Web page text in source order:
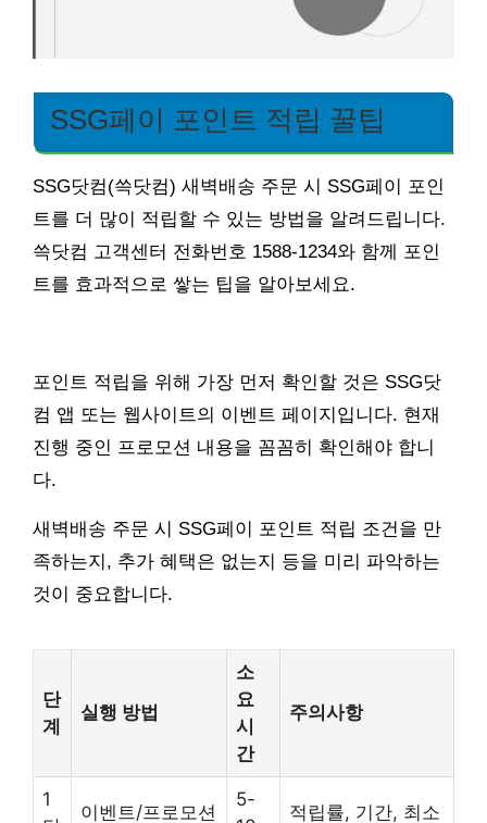
SSG페이 포인트 적립 꿀팁
SSG닷컴(쓱닷컴) 새벽배송 주문 시 SSG페이 포인
트를 더 많이 적립할 수 있는 방법을 알려드립니다.
쓱닷컴 고객센터 전화번호 1588-1234와 함께 포인
트를 효과적으로 쌓는 팁을 알아보세요.
포인트 적립을 위해 가장 먼저 확인할 것은 SSG닷
컴 앱 또는 웹사이트의 이벤트 페이지입니다. 현재
진행 중인 프로모션 내용을 꼼꼼히 확인해야 합니
다.
새벽배송 주문 시 SSG페이 포인트 적립 조건을 만
족하는지, 추가 혜택은 없는지 등을 미리 파악하는
것이 중요합니다.
단
계
실행 방법
소
요
시
간
주의사항
1
이벤트/프로모션
5-
적립률, 기간, 최소